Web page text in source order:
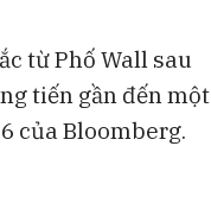
từ Phố Wall sau
tiến gần đến một
của Bloomberg.